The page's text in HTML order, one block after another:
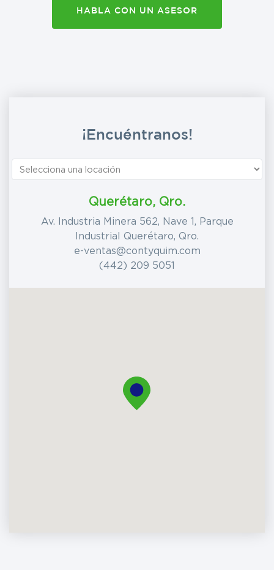
HABLA CON UN ASESOR
¡Encuéntranos!
Querétaro, Qro.
Av. Industria Minera 562, Nave 1, Parque
Industrial Querétaro, Qro.
e-ventas@contyquim.com
(442) 209 5051